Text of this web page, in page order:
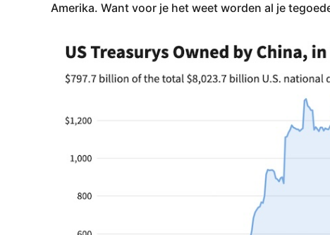
Amerika. Want voor je het weet worden al je